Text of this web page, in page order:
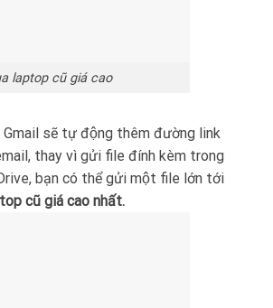
laptop cũ giá cao
Gmail sẽ tự động thêm đường link
thay vì gửi file đính kèm trong
bạn có thể gửi một file lớn tới
cũ giá cao nhất.